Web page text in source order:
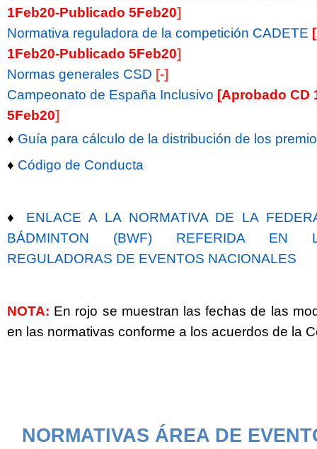
1Feb20-Publicado 5Feb20]
Normativa reguladora de la competición CADETE
1Feb20-Publicado 5Feb20]
Normas generales CSD [-]
Campeonato de España Inclusivo [Aprobado CD
5Feb20]
♦ Guía para cálculo de la distribución de los
♦ Código de Conducta
♦ ENLACE A LA NORMATIVA DE LA
BÁDMINTON (BWF) REFERIDA EN
REGULADORAS DE EVENTOS NACIONALES
NOTA: En rojo se muestran las fechas de las
en las normativas conforme a los acuerdos de la
NORMATIVAS ÁREA DE